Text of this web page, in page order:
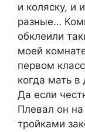
и коляску, и
разные…
обклеили
моей
первом
когда мать
Да если
Плевал он
тройками